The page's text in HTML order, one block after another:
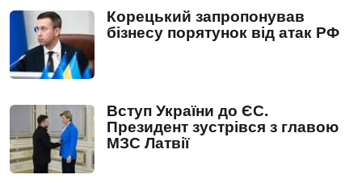
Корецький запропонував
бізнесу порятунок від атак РФ
Вступ України до ЄС.
Президент зустрівся з главою
МЗС Латвії